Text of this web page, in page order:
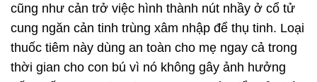
cũng như cản trở việc hình thành nút nhầy ở cổ tử
cung ngăn cản tinh trùng xâm nhập để thụ tinh. Loại
thuốc tiêm này dùng an toàn cho mẹ ngay cả trong
thời gian cho con bú vì nó không gây ảnh hưởng